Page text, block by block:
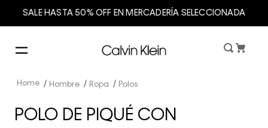
SALE HASTA 50% OFF EN MERCADERÍA SELECCIONADA
Hombre Ropa Polos
POLO DE PIQUÉ CON